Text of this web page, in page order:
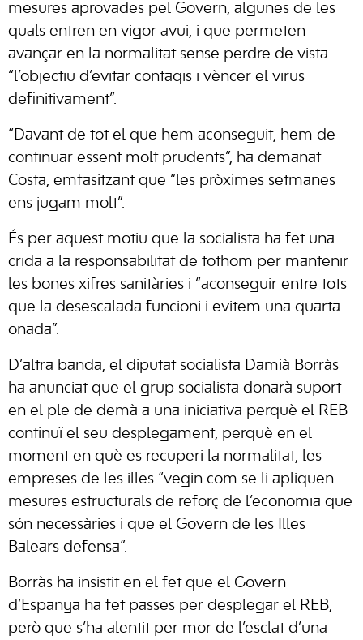
mesures aprovades pel Govern, algunes de les
quals entren en vigor avui, i que permeten
avançar en la normalitat sense perdre de vista
“l’objectiu d’evitar contagis i vèncer el virus
definitivament”.
“Davant de tot el que hem aconseguit, hem de
continuar essent molt prudents”, ha demanat
Costa, emfasitzant que “les pròximes setmanes
ens jugam molt”.
És per aquest motiu que la socialista ha fet una
crida a la responsabilitat de tothom per mantenir
les bones xifres sanitàries i “aconseguir entre tots
que la desescalada funcioni i evitem una quarta
onada”.
D’altra banda, el diputat socialista Damià Borràs
ha anunciat que el grup socialista donarà suport
en el ple de demà a una iniciativa perquè el REB
continuï el seu desplegament, perquè en el
moment en què es recuperi la normalitat, les
empreses de les illes “vegin com se li apliquen
mesures estructurals de reforç de l’economia que
són necessàries i que el Govern de les Illes
Balears defensa”.
Borràs ha insistit en el fet que el Govern
d’Espanya ha fet passes per desplegar el REB,
però que s’ha alentit per mor de l’esclat d’una